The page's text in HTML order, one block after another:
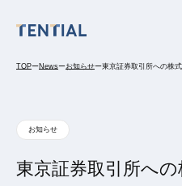
TOPーNewsーお知らせー東京証券取引所への株
お知らせ
東京証券取引所へ